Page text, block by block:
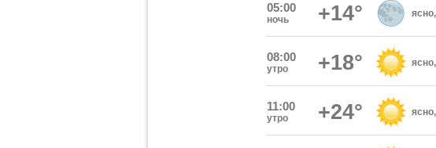
05:00
ночь +14°
08:00
утро +18°
11:00
утро +24°